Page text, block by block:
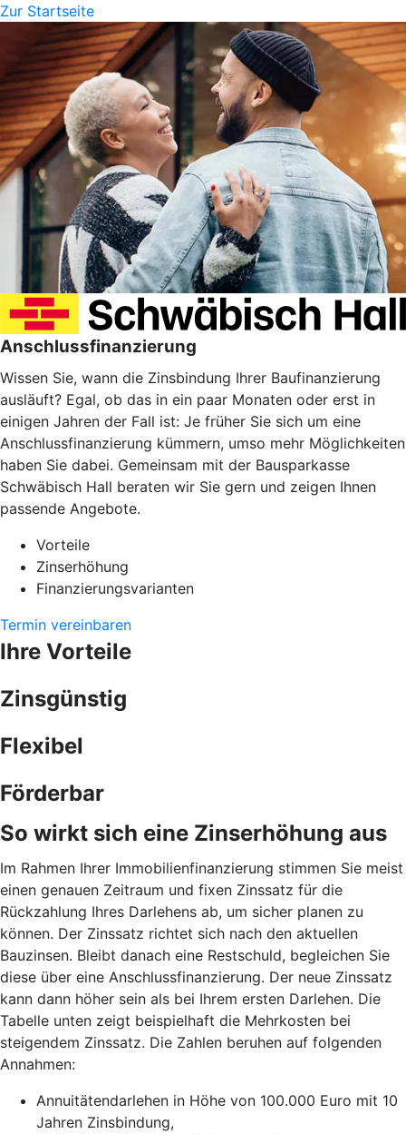
Zur Startseite
Anschlussfinanzierung
Wissen Sie, wann die Zinsbindung Ihrer Baufinanzierung
ausläuft? Egal, ob das in ein paar Monaten oder erst in
einigen Jahren der Fall ist: Je früher Sie sich um eine
Anschlussfinanzierung kümmern, umso mehr Möglichkeiten
haben Sie dabei. Gemeinsam mit der Bausparkasse
Schwäbisch Hall beraten wir Sie gern und zeigen Ihnen
passende Angebote.
Vorteile
Zinserhöhung
Finanzierungsvarianten
Termin vereinbaren
Ihre Vorteile
Zinsgünstig
Flexibel
Förderbar
So wirkt sich eine Zinserhöhung aus
Im Rahmen Ihrer Immobilienfinanzierung stimmen Sie meist
einen genauen Zeitraum und fixen Zinssatz für die
Rückzahlung Ihres Darlehens ab, um sicher planen zu
können. Der Zinssatz richtet sich nach den aktuellen
Bauzinsen. Bleibt danach eine Restschuld, begleichen Sie
diese über eine Anschlussfinanzierung. Der neue Zinssatz
kann dann höher sein als bei Ihrem ersten Darlehen. Die
Tabelle unten zeigt beispielhaft die Mehrkosten bei
steigendem Zinssatz. Die Zahlen beruhen auf folgenden
Annahmen:
Annuitätendarlehen in Höhe von 100.000 Euro mit 10
Jahren Zinsbindung,